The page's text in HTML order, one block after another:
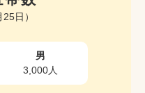
日）
男
3,000人